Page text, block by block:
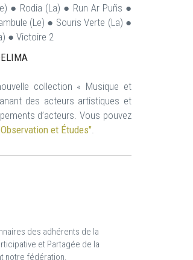
● Rodia (La) ● Run Ar Puñs ●
(Le) ● Souris Verte (La) ●
● Victoire 2
collection « Musique et
des acteurs artistiques et
d’acteurs. Vous pouvez
et Études".
des adhérents de la
et Partagée de la
notre fédération.